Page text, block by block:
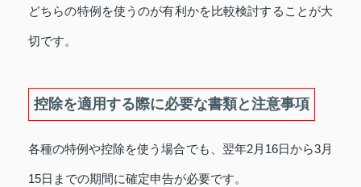
どちらの特例を使うのが有利かを比較検討することが大
切です。
控除を適用する際に必要な書類と注意事項
各種の特例や控除を使う場合でも、翌年2月16日から3月
15日までの期間に確定申告が必要です。